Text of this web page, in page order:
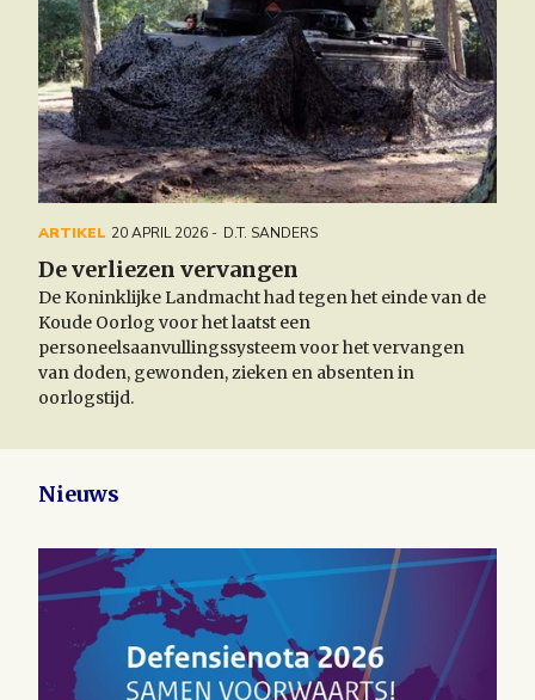
ARTIKEL 20 APRIL 2026 D.T. SANDERS
De verliezen vervangen
De Koninklijke Landmacht had tegen het einde van de
Koude Oorlog voor het laatst een
personeelsaanvullingssysteem voor het vervangen
van doden, gewonden, zieken en absenten in
oorlogstijd.
Nieuws